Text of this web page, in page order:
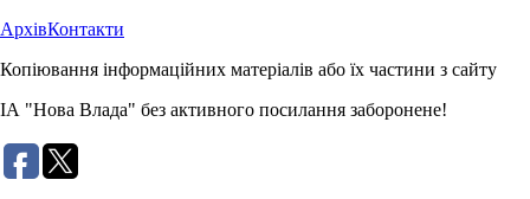
АрхівКонтакти
Копіювання інформаційних матеріалів або їх частини з сайту
ІА "Нова Влада" без активного посилання заборонене!